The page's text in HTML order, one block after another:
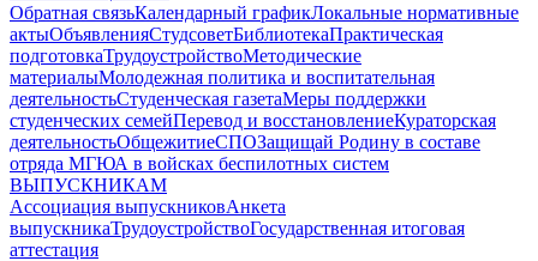
Обратная связьКалендарный графикЛокальные нормативные
актыОбъявленияСтудсоветБиблиотекаПрактическая
подготовкаТрудоустройствоМетодические
материалыМолодежная политика и воспитательная
деятельностьСтуденческая газетаМеры поддержки
студенческих семейПеревод и восстановлениеКураторская
деятельностьОбщежитиеСПОЗащищай Родину в составе
отряда МГЮА в войсках беспилотных систем
ВЫПУСКНИКАМ
Ассоциация выпускниковАнкета
выпускникаТрудоустройствоГосударственная итоговая
аттестация